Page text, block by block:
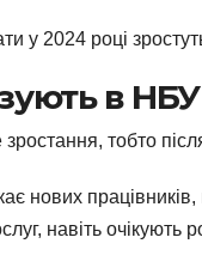
у 2024 році
в НБУ
тобто
нових працівників,
навіть